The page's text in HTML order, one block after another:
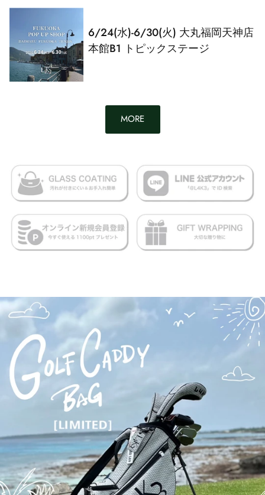
6/24(水)-6/30(火) 大丸福岡天神店
本館B1 トピックステージ
MORE